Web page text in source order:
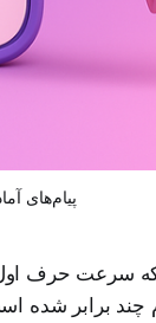
پیام‌های آماده برای دایرکت‌ اینستاگرام
که سرعت حرف
چند برابر